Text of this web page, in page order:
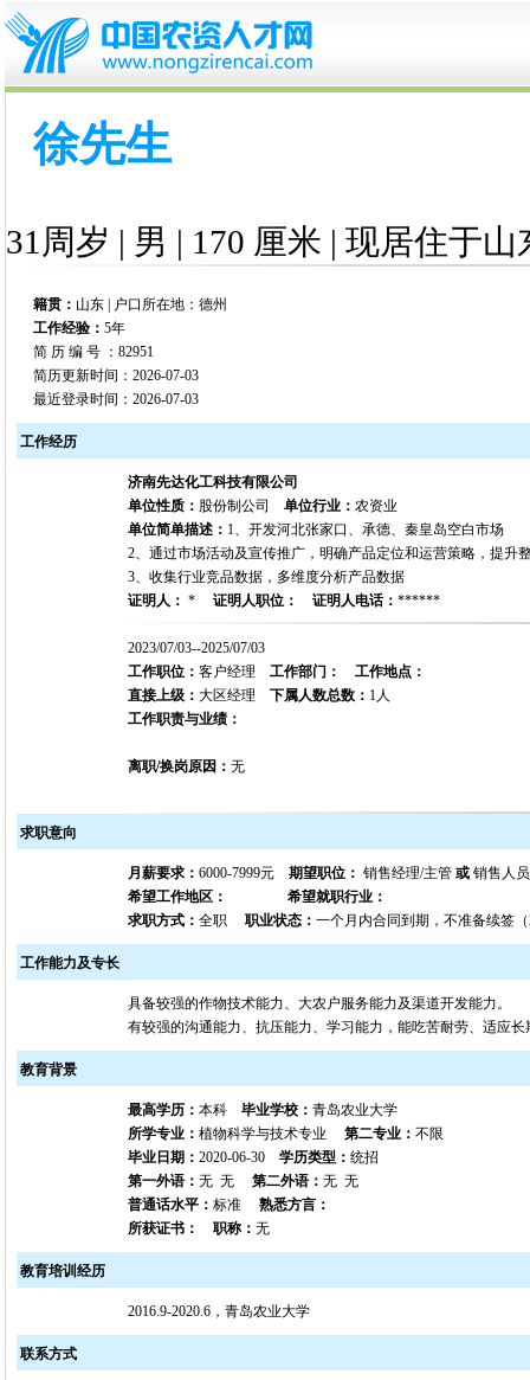
徐先生
31周岁 | 男 | 170 厘米 | 现居住于山
籍贯： 山东 | 户口所在地：德州
工作经验： 5年
简 历 编 号 ：82951
简历更新时间：2026-07-03
最近登录时间：2026-07-03
工作经历
济南先达化工科技有限公司
单位性质： 股份制公司 单位行业： 农资业
单位简单描述： 1、开发河北张家口、承德、秦皇岛空白市场
2、通过市场活动及宣传推广，明确产品定位和运营策略，提升
3、收集行业竞品数据，多维度分析产品数据
证明人： * 证明人职位： 证明人电话： ******
2023/07/03--2025/07/03
工作职位： 客户经理 工作部门：
工作地点：
直接上级： 大区经理 下属人数总数： 1人
工作职责与业绩：
离职/换岗原因： 无
求职意向
月薪要求： 6000-7999元 期望职位： 销售经理/主管 或销售人员
希望工作地区：
希望就职行业：
求职方式： 全职 职业状态： 一个月内合同到期，不准备续签（
工作能力及专长
具备较强的作物技术能力、大农户服务能力及渠道开发能力。
有较强的沟通能力、抗压能力、学习能力，能吃苦耐劳、适应长
教育背景
最高学历： 本科 毕业学校： 青岛农业大学
所学专业： 植物科学与技术专业 第二专业： 不限
毕业日期： 2020-06-30 学历类型： 统招
第一外语： 无 无 第二外语： 无 无
普通话水平： 标准 熟悉方言：
所获证书：
职称： 无
教育培训经历
2016.9-2020.6，青岛农业大学
联系方式